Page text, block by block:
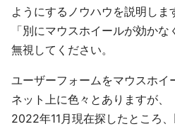
ようにするノウハウを説明しま
「別にマウスホイールが効か
無視してください。
ユーザーフォームをマウスホイ
ネット上に色々とありますが、
2022年11月現在探したところ